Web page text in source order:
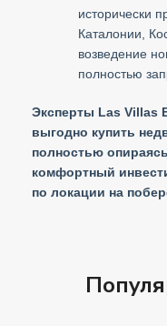
исторически
Каталонии,
возведение
полностью
Эксперты Las Villas
выгодно купить
полностью
комфортный
по локации на